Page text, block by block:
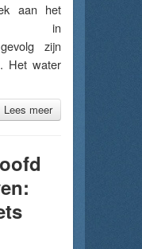
aan het
in
zijn
Het water
Lees meer